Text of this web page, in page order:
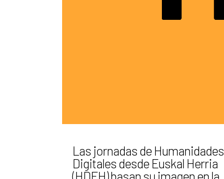
Las jornadas de Humanidades
Digitales desde Euskal Herria
(HDEH) basan su imagen en la